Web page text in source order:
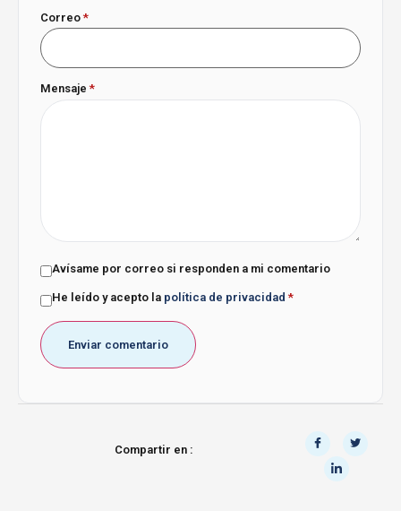
Correo*
Mensaje*
Avísame por correo si responden a mi comentario
He leído y acepto la política de privacidad *
Compartir en :